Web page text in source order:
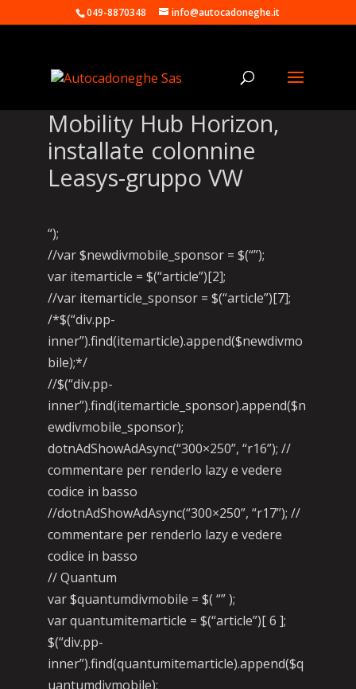
049-8870348 info@autocadoneghe.it
Mobility Hub Horizon,
installate colonnine
Leasys-gruppo VW
“);
//var $newdivmobile_sponsor = $(“”);
var itemarticle = $(“article”)[2];
//var itemarticle_sponsor = $(“article”)[7];
/*$(“div.pp-
inner”).find(itemarticle).append($newdivmo
bile);*/
//$(“div.pp-
inner”).find(itemarticle_sponsor).append($n
ewdivmobile_sponsor);
dotnAdShowAdAsync(“300×250”, “r16”); //
commentare per renderlo lazy e vedere
codice in basso
//dotnAdShowAdAsync(“300×250”, “r17”); //
commentare per renderlo lazy e vedere
codice in basso
// Quantum
var $quantumdivmobile = $( “” );
var quantumitemarticle = $(“article”)[ 6 ];
$(“div.pp-
inner”).find(quantumitemarticle).append($q
uantumdivmobile);